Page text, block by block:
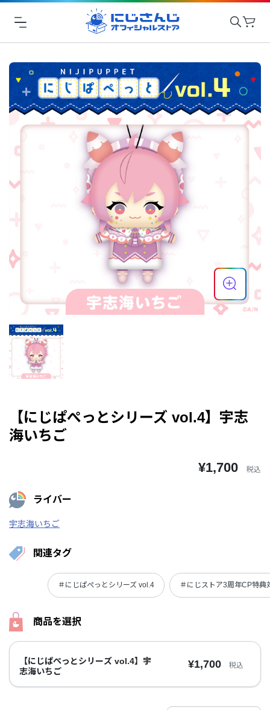
【にじぱぺっとシリーズ vol.4】宇志
海いちご
¥1,700 税込
ライバー
宇志海いちご
関連タグ
＃にじぱぺっとシリーズ vol.4 ＃にじストア3周年CP特典
商品を選択
【にじぱぺっとシリーズ vol.4】宇
志海いちご
¥1,700 税込